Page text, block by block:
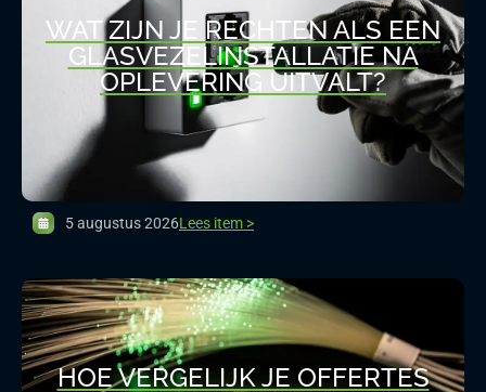
WAT ZIJN JE RECHTEN ALS EEN
GLASVEZELINSTALLATIE NA
OPLEVERING UITVALT?
5 augustus 2026Lees item >
HOE VERGELIJK JE OFFERTES